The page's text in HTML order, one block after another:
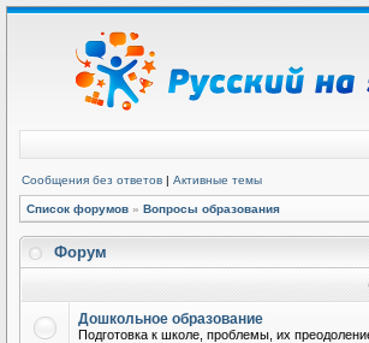
Сообщения без ответов | Активные темы
Список форумов » Вопросы образования
Форум
Дошкольное образование
Подготовка к школе, проблемы, их